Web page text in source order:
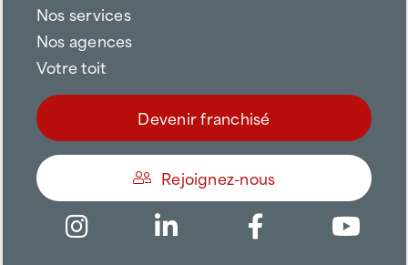
Nos services
Nos agences
Votre toit
Devenir franchisé
Rejoignez-nous